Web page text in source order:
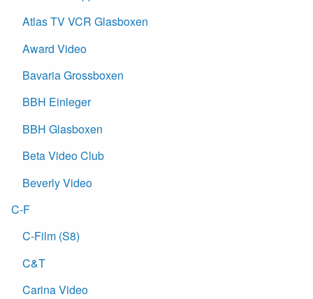
Atlas TV VCR Glasboxen
Award Video
Bavaria Grossboxen
BBH Einleger
BBH Glasboxen
Beta Video Club
Beverly Video
C-F
C-Film (S8)
C&T
Carina Video